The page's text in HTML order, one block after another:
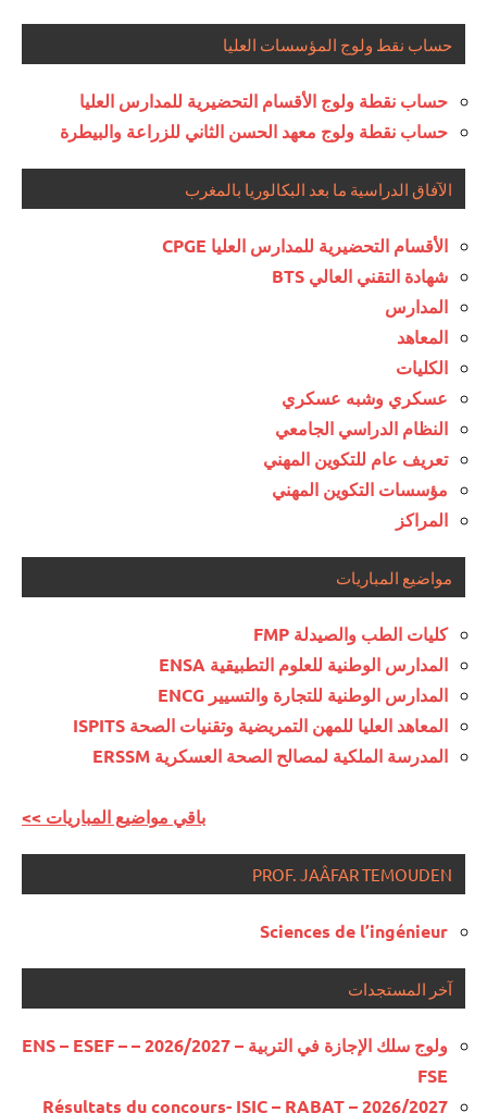
حساب نقط ولوج المؤسسات العليا
حساب نقطة ولوج الأقسام التحضيرية للمدارس العليا
حساب نقطة ولوج معهد الحسن الثاني للزراعة والبيطرة
الآفاق الدراسية ما بعد البكالوريا بالمغرب
الأقسام التحضيرية للمدارس العليا CPGE
شهادة التقني العالي BTS
المدارس
المعاهد
الكليات
عسكري وشبه عسكري
النظام الدراسي الجامعي
تعريف عام للتكوين المهني
مؤسسات التكوين المهني
المراكز
مواضيع المباريات
كليات الطب والصيدلة FMP
المدارس الوطنية للعلوم التطبيقية ENSA
المدارس الوطنية للتجارة والتسيير ENCG
المعاهد العليا للمهن التمريضية وتقنيات الصحة ISPITS
المدرسة الملكية لمصالح الصحة العسكرية ERSSM
<< باقي مواضيع المباريات
PROF. JAÂFAR TEMOUDEN
Sciences de l’ingénieur
آخر المستجدات
ولوج سلك الإجازة في التربية – 2026/2027 – ENS – ESEF –
FSE
Résultats du concours- ISIC – RABAT – 2026/2027